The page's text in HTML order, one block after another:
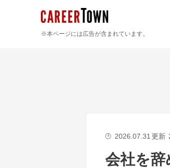
※本ページには広告が含まれています。
🕒 2026.07.31 更新
会社を